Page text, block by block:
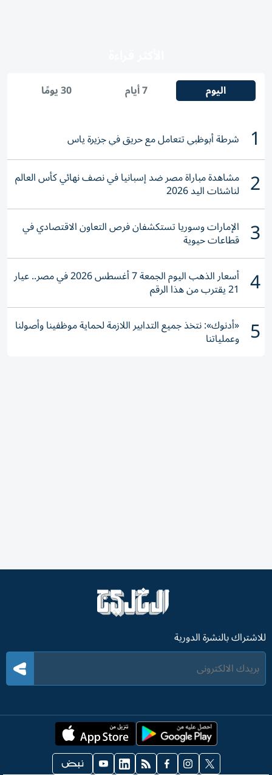
اليوم 7 أيام 30 يومًا
1 شرطة أبوظبي تتعامل مع حريق في جزيرة ياس
2 مشاهدة مباراة مصر ضد إسبانيا في نصف نهائي كأس العالم
لناشئات اليد 2026
3 الإمارات وسوريا تستكشفان فرص التعاون الاقتصادي في
قطاعات حيوية
4 أسعار الذهب اليوم الجمعة 7 أغسطس 2026 في مصر.. عيار
21 يقترب من هذا الرقم
5 «أدنوك»: نتخذ جميع التدابير اللازمة لحماية موظفينا وأصولنا
وعملياتنا
للاشتراك بالنشرة الدورية